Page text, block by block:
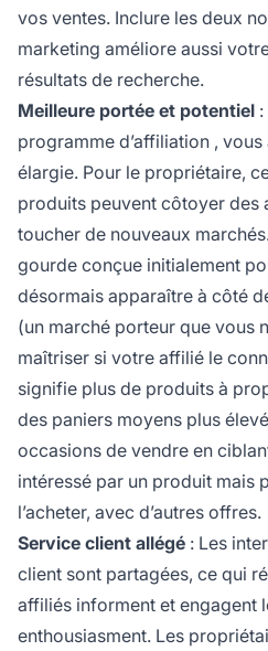
vos ventes. Inclure les deux
marketing améliore aussi
résultats de recherche.
Meilleure portée et potentiel
programme d’affiliation ,
élargie. Pour le propriétaire,
produits peuvent côtoyer des
toucher de nouveaux
gourde conçue initialement
désormais apparaître à côté
(un marché porteur que vous
maîtriser si votre affilié le
signifie plus de produits à
des paniers moyens plus
occasions de vendre en
intéressé par un produit mais
l’acheter, avec d’autres offres.
Service client allégé : Les
client sont partagées, ce qui
affiliés informent et engagent
enthousiasment. Les